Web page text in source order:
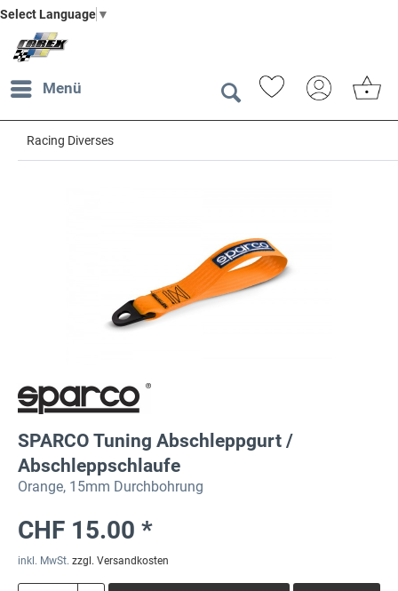
Select Language ▼
Menü
Racing Diverses
SPARCO Tuning Abschleppgurt /
Abschleppschlaufe
Orange, 15mm Durchbohrung
CHF 15.00 *
inkl. MwSt. zzgl. Versandkosten